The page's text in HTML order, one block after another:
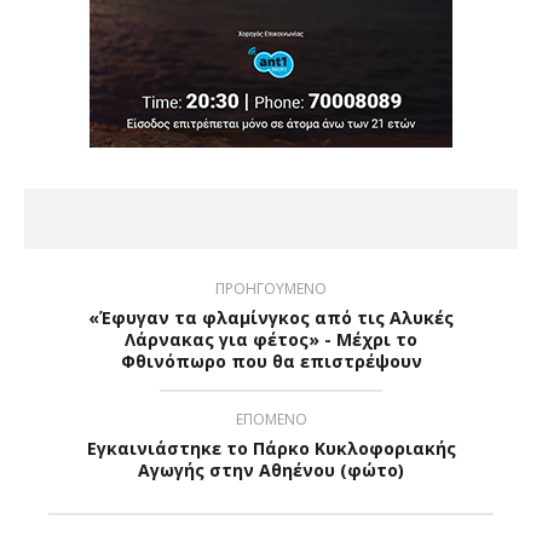
ΠΡΟΗΓΟΥΜΕΝΟ
«Έφυγαν τα φλαμίνγκος από τις Αλυκές
Λάρνακας για φέτος» - Μέχρι το
Φθινόπωρο που θα επιστρέψουν
ΕΠΟΜΕΝΟ
Εγκαινιάστηκε το Πάρκο Κυκλοφοριακής
Αγωγής στην Αθηένου (φώτο)